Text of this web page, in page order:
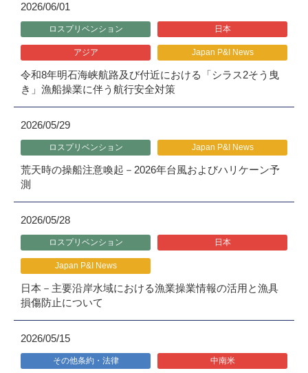
2026/06/01
ロスプリベンション 日本
アジア Japan P&I News
令和8年明石海峡航路及び付近における「シラス2そう曳
き」漁船操業に伴う航行安全対策
2026/05/29
ロスプリベンション Japan P&I News
荒天時の操船注意喚起－2026年台風およびハリケーン予
測
2026/05/28
ロスプリベンション 日本
Japan P&I News
日本－主要沿岸水域における漁業操業情報の活用と漁具
損傷防止について
2026/05/15
その他条約・法律 中南米